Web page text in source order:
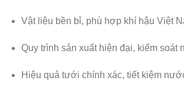
Vật liệu bền bỉ, phù hợp khí hậu Việt
Quy trình sản xuất hiện đại, kiểm soát
Hiệu quả tưới chính xác, tiết kiệm